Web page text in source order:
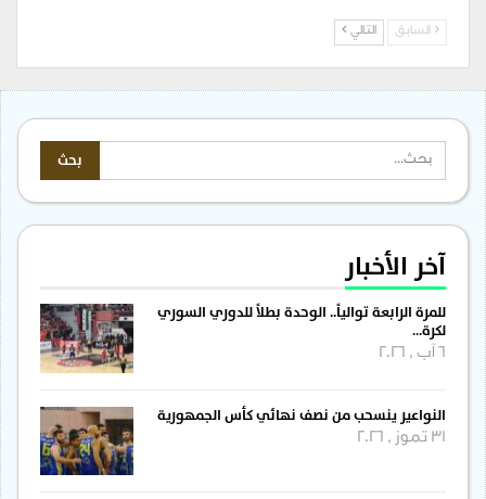
السابق التالي
آخر الأخبار
للمرة الرابعة توالياً.. الوحدة بطلاً للدوري السوري
لكرة…
النواعير ينسحب من نصف نهائي كأس الجمهورية
31 تموز , 2026